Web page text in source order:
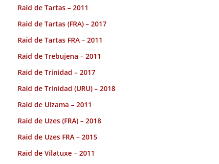
Raid de Tartas – 2011
Raid de Tartas (FRA) – 2017
Raid de Tartas FRA – 2011
Raid de Trebujena – 2011
Raid de Trinidad – 2017
Raid de Trinidad (URU) – 2018
Raid de Ulzama – 2011
Raid de Uzes (FRA) – 2018
Raid de Uzes FRA – 2015
Raid de Vilatuxe – 2011